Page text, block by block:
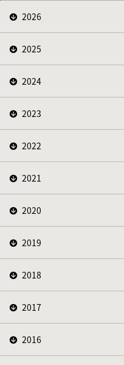
2026
2025
2024
2023
2022
2021
2020
2019
2018
2017
2016